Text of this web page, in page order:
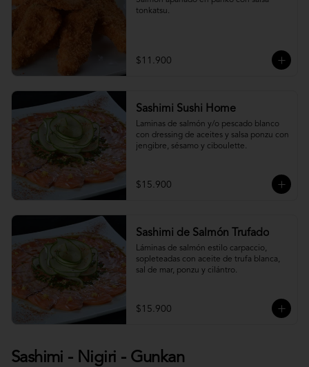
tonkatsu.
$11.900
Sashimi Sushi Home
Laminas de salmón y/o pescado blanco
con dressing de aceites y salsa ponzu con
jengibre, sésamo y ciboulette.
$15.900
Sashimi de Salmón Trufado
Láminas de salmón estilo carpaccio,
sopleteadas con aceite de trufa blanca,
sal de mar, ponzu y cilántro.
$15.900
Sashimi - Nigiri - Gunkan